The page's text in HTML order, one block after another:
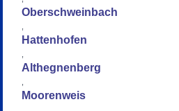
Oberschweinbach
Hattenhofen
Althegnenberg
Moorenweis